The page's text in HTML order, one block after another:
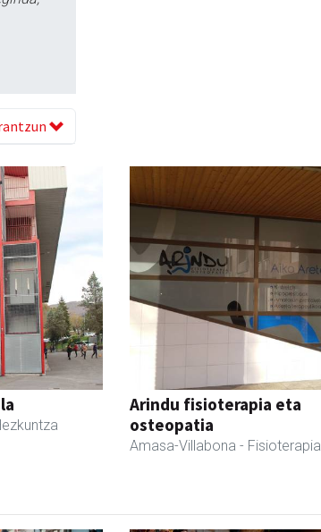
Arindu fisioterapia eta
osteopatia
Amasa-Villabona - Fisioterapia